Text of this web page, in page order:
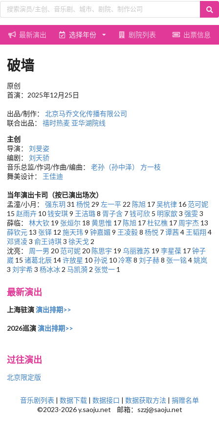
最新演出 选择年份 剧院列表 出票信息
破墙
原创
首演：2025年12月25日
出品/制作： 北京马乔文化传播有限公司
联合出品： 禧时热麦 亚华湖院线
主创
导演： 刘旻姿
编剧： 刘天骄
音乐总监/作词/作曲/编曲： 老孙（孙中泽）
方一枝
舞美设计： 王佳迪
当年演出卡司（按已演出场次）
孟潼/小月： 强东玥 31 杨悦 29 左一平 22 陈旭 17吴杭律 16范可妮
15 赵雨卉 10钱安琪9 王洁璐8 胥子含 7钱可欣 5 明家歆3 强雯3
薛临： 林大钦 19 张烜尔 18 黄思惟 17 陈旭 17杜钇樵 17 周宇杰 13
薛钦元 13 张铎 12 施天玮9 钟嘉媚 9 王凌毅8 杨悦 7谭茜4 王韬翔 4
邓贤凌3 俞王诗琪3 徐天戈 2
沈亮： 周一男 20范可妮 20 陈思宇 19 乌丽雅苏 19 李星葆 17钟子
崴 15 诸葛北辰 14许放星 10孙说 10 冷寒8 刘子赫8 张一铭 4姚岚
3 刘宇希3 杨冰冰 2 马凯漪 2 张觉一 1
最新演出
上海驻演演出排期>>
2026巡演演出排期>>
过往演出
北京限定版
音乐剧列表 | 数据下载 | 数据接口 | 数据获取方法 | 捐赠名单
©2023-2026 y.saoju.net 邮箱：szzj@saoju.net